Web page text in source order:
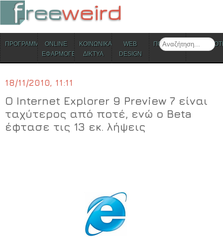
Search
Skip to content
ΠΡΟΓΡΑΜΜΑΤΑONLINE
ΕΦΑΡΜΟΓΕΣ
ΚΟΙΝΩΝΙΚΑ
ΔΙΚΤΥΑ
WEB
DESIGN
ΠΟΛΙΤΙΣΜΟΣ
18/11/2010, 11:11
Ο Internet Explorer 9 Preview 7 είναι
ταχύτερος από ποτέ, ενώ ο Beta
έφτασε τις 13 εκ. λήψεις